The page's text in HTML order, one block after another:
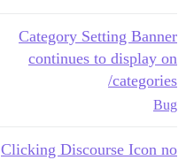
Category Setting Banner
continues to display on
/categories
Bug
Clicking Discourse Icon no